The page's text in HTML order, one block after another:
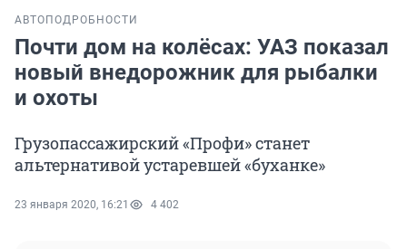
АВТО ПОДРОБНОСТИ
Почти дом на колёсах: УАЗ показал
новый внедорожник для рыбалки
и охоты
Грузопассажирский «Профи» станет
альтернативой устаревшей «буханке»
23 января 2020, 16:21 4 402